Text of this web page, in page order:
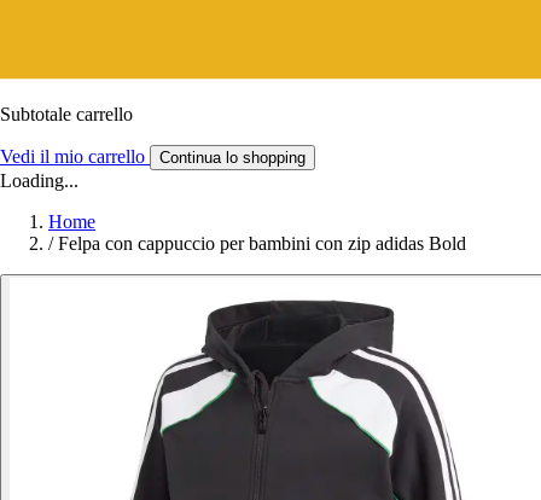
Subtotale carrello
Vedi il mio carrello Continua lo shopping
Loading...
Home
/ Felpa con cappuccio per bambini con zip adidas Bold